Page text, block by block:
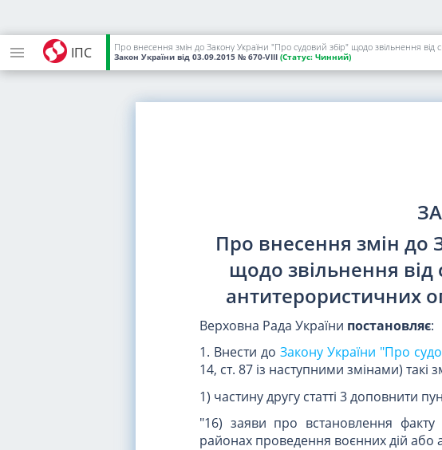
ІПС Про внесення змін до Закону України "Про судовий збір" щодо звільнення від
Закон України від 03.09.2015 № 670-VIII (Статус: Чинний)
Про внесення змін до
щодо звільнення від
антитерористичних
Верховна Рада України постановляє:
1. Внести доЗакону України "Про
14, ст. 87 із наступними змінами) такі
1) частину другу статті 3 доповнити
"16) заяви про встановлення
районах проведення воєнних дій або